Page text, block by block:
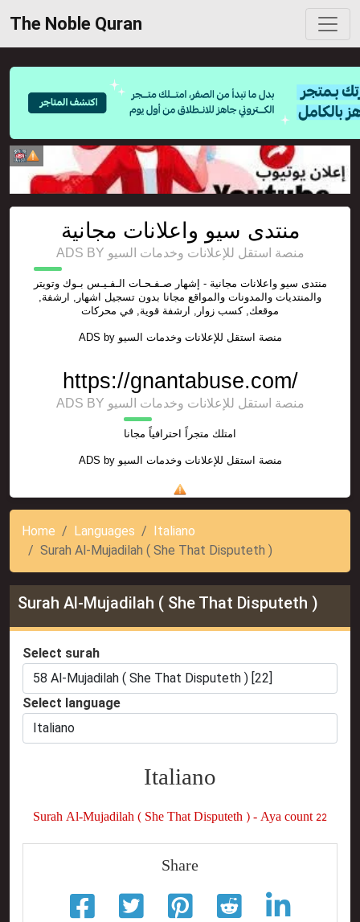
The Noble Quran
منتدى سيو واعلانات مجانية
ADS BY منصة استقل للإعلانات وخدمات السيو
منتدى سيو واعلانات مجانية - إشهار صـفـحـات الـفـيـس بـوك وتويتر
والمنتديات والمدونات والمواقع مجانا بدون تسجيل اشهار, ارشفة,
موقعك, كسب زوار, ارشفة قوية, في محركات
ADS by منصة استقل للإعلانات وخدمات السيو
https://gnantabuse.com/
ADS BY منصة استقل للإعلانات وخدمات السيو
امتلك متجراً احترافياً مجانا
ADS by منصة استقل للإعلانات وخدمات السيو
Home Languages
Italiano
Surah Al-Mujadilah ( She That Disputeth )
Surah Al-Mujadilah ( She That Disputeth )
Select surah
Select language
Italiano
Surah Al-Mujadilah ( She That Disputeth ) - Aya count 22
Share